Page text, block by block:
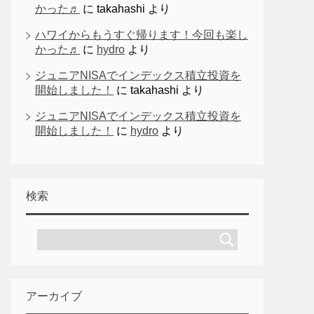
かった♬
に takahashi より
ハワイからもうすぐ帰ります！今回も楽し
かった♬
に hydro より
ジュニアNISAでインデックス積立投資を
開始しました！
に takahashi より
ジュニアNISAでインデックス積立投資を
開始しました！
に hydro より
検索
アーカイブ